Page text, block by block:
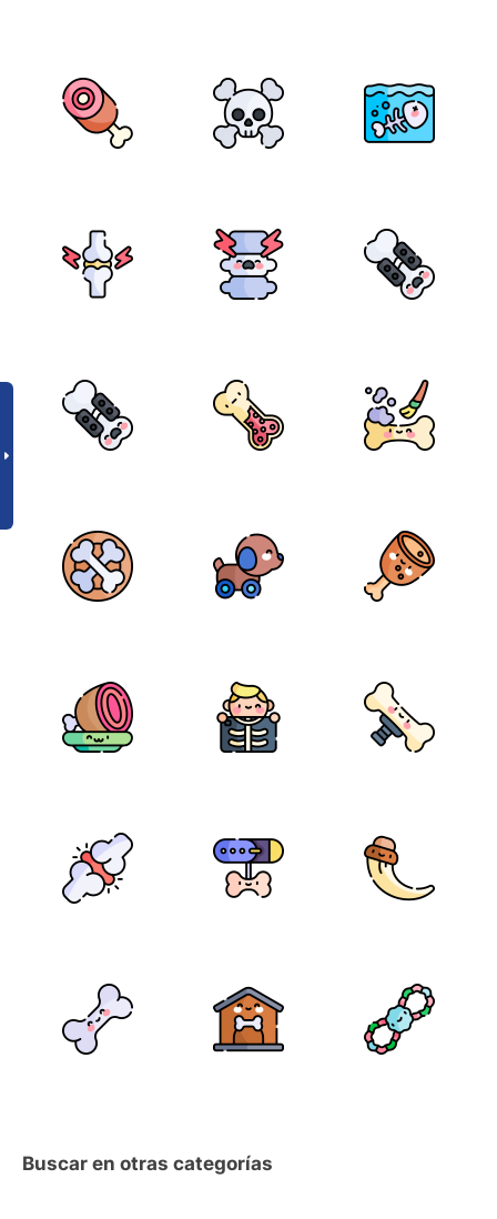
Buscar en otras categorías